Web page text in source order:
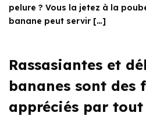
pelure ? Vous la jetez à la
banane peut servir […]
Rassasiantes et
bananes sont des
appréciés par tout